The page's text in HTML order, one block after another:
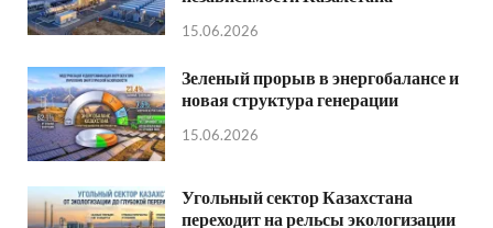
15.06.2026
Зеленый прорыв в энергобалансе и
новая структура генерации
15.06.2026
Угольный сектор Казахстана
переходит на рельсы экологизации